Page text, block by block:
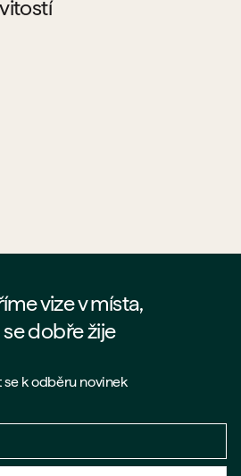
vize v místa,
dobře žije
se k odběru novinek